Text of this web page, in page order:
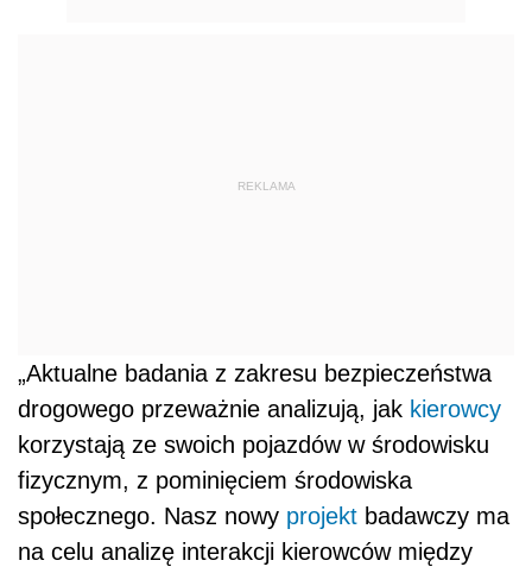
REKLAMA
„Aktualne badania z zakresu bezpieczeństwa
drogowego przeważnie analizują, jak kierowcy
korzystają ze swoich pojazdów w środowisku
fizycznym, z pominięciem środowiska
społecznego. Nasz nowy projekt badawczy ma
na celu analizę interakcji kierowców między